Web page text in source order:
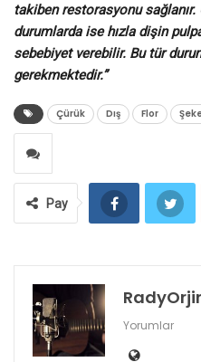
takiben restorasyonu sağlanır.
durumlarda ise hızla dişin
sebebiyet verebilir. Bu tür
gerekmektedir.”
Çürük Dış Flor
Pay
Yorumlar